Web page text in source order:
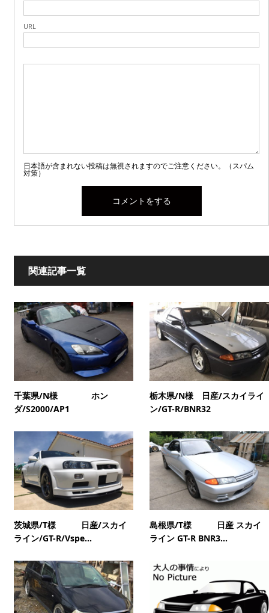
URL
日本語が含まれない投稿は無視されますのでご注意ください。（スパム
対策）
関連記事一覧
千葉県/N様 ホン
ダ/S2000/AP1
栃木県/N様 日産/スカイライ
ン/GT-R/BNR32
茨城県/T様 日産/スカイ
ライン/GT-R/Vspe...
島根県/T様 日産 スカイ
ライン GT-R BNR3...